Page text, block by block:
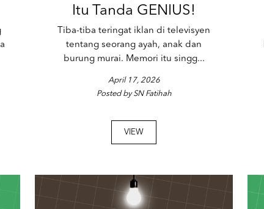
Itu Tanda GENIUS!
Tiba-tiba teringat iklan di televisyen
tentang seorang ayah, anak dan
burung murai. Memori itu singg...
April 17, 2026
Posted by SN Fatihah
VIEW